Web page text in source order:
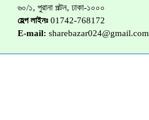
৬০/১, পুরানা পল্টন, ঢাকা-১০০০
হেল্প লাইনঃ 01742-768172
E-mail: sharebazar024@gmail.com